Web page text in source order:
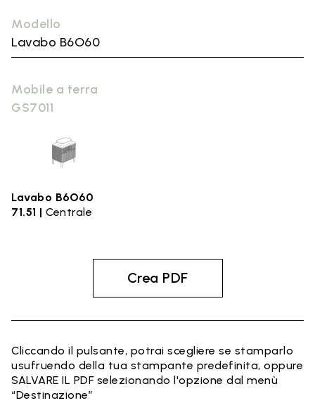
Modello
Lavabo B6O60
Mobile a terra
GS7011
Lavabo B6O60
71.51 | Centrale
Crea PDF
Cliccando il pulsante, potrai scegliere se stamparlo
usufruendo della tua stampante predefinita, oppure
SALVARE IL PDF selezionando l'opzione dal menù
“Destinazione”